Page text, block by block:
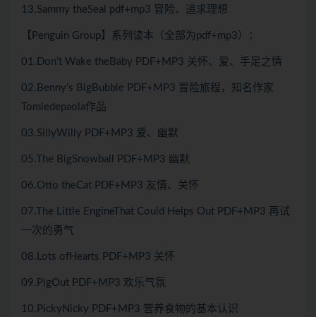
13.Sammy theSeal pdf+mp3 冒险、追求理想
【Penguin Group】系列读本（全部为pdf+mp3）：
01.Don’t Wake theBaby PDF+MP3 关怀、爱、手足之情
02.Benny’s BigBubble PDF+MP3 冒险旅程，知名作家
Tomiedepaola作品
03.SillyWilly PDF+MP3 爱、幽默
05.The BigSnowball PDF+MP3 幽默
06.Otto theCat PDF+MP3 友情、关怀
07.The Little EngineThat Could Helps Out PDF+MP3 再试
一次的勇气
08.Lots ofHearts PDF+MP3 关怀
09.PigOut PDF+MP3 欢乐气氛
10.PickyNicky PDF+MP3 营养食物的基本认识